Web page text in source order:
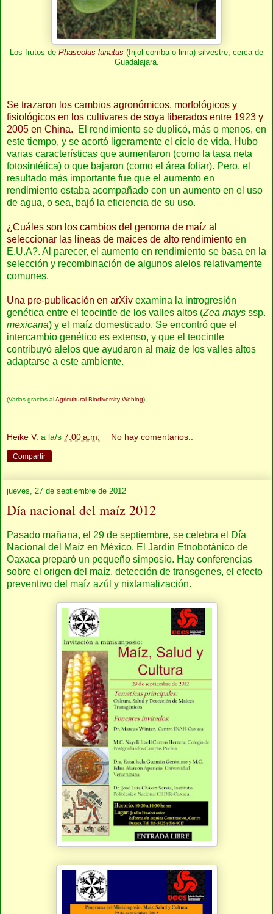
Los frutos de Phaseolus lunatus (frijol comba o lima) silvestre, cerca de
Guadalajara.
Se trazaron los cambios agronómicos, morfológicos y
fisiológicos en los cultivares de soya liberados entre 1923 y
2005 en China.
El rendimiento se duplicó, más o menos, en
este tiempo, y se acortó ligeramente el ciclo de vida. Hubo
varias características que aumentaron (como la tasa neta
fotosintética) o que bajaron (como el área foliar). Pero, el
resultado más importante fue que el aumento en
rendimiento estaba acompañado con un aumento en el uso
de agua, o sea, bajó la eficiencia de su uso.
¿Cuáles son los cambios del genoma de maíz al
seleccionar las líneas de maices de alto rendimiento en
E.U.A?. Al parecer, el aumento en rendimiento se basa en la
selección y recombinación de algunos alelos relativamente
comunes.
Una pre-publicación en arXiv examina la introgresión
genética entre el teocintle de los valles altos (Zea mays ssp.
mexicana) y el maíz domesticado. Se encontró que el
intercambio genético es extenso, y que el teocintle
contribuyó alelos que ayudaron al maíz de los valles altos
adaptarse a este ambiente.
(Varias gracias alAgricultural Biodiversity Weblog)
Heike V. a la/s 7:00 a.m. No hay comentarios.:
Compartir
jueves, 27 de septiembre de 2012
Día nacional del maíz 2012
Pasado mañana, el 29 de septiembre, se celebra el Día
Nacional del Maíz en México. El Jardín Etnobotánico de
Oaxaca preparó un pequeño simposio. Hay conferencias
sobre el origen del maíz, detección de transgenes, el efecto
preventivo del maíz azúl y nixtamalización.